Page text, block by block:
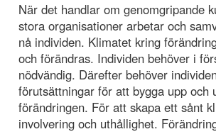
När det handlar om genomgripande
stora organisationer arbetar och
nå individen. Klimatet kring
och förändras. Individen behöver i
nödvändig. Därefter behöver
förutsättningar för att bygga upp
förändringen. För att skapa ett sånt
involvering och uthållighet.